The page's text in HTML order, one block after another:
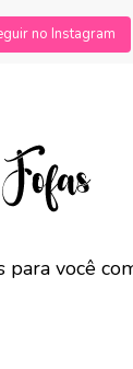
no Instagram
para você